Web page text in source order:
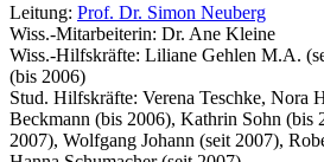
Leitung: Prof. Dr. Simon Neuberg
Wiss.-Mitarbeiterin: Dr. Ane Kleine
Wiss.-Hilfskräfte: Liliane Gehlen M.A.
(bis 2006)
Stud. Hilfskräfte: Verena Teschke, Nora
Beckmann (bis 2006), Kathrin Sohn (bis
2007), Wolfgang Johann (seit 2007),